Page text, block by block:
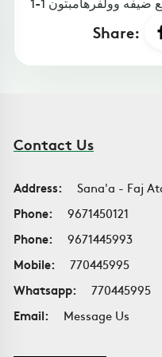
Share:
Contact Us
Address:
Sana'a - Faj
Phone:
9671450121
Phone:
9671445993
Mobile:
770445995
Whatsapp:
770445995
Email:
Message Us